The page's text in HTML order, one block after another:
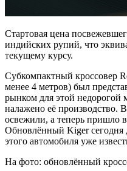
Стартовая цена
индийских рупий, что
текущему курсу.
Субкомпактный кроссовер
менее 4 метров) был
рынком для этой недорогой
налажено её производство.
освежили, а теперь пришло
Обновлённый Kiger
этого автомобиля уже
На фото: обновлённый